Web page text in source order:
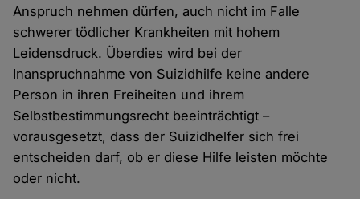
Anspruch nehmen dürfen, auch nicht im Falle
schwerer tödlicher Krankheiten mit hohem
Leidensdruck. Überdies wird bei der
Inanspruchnahme von Suizidhilfe keine andere
Person in ihren Freiheiten und ihrem
Selbstbestimmungsrecht beeinträchtigt –
vorausgesetzt, dass der Suizidhelfer sich frei
entscheiden darf, ob er diese Hilfe leisten möchte
oder nicht.